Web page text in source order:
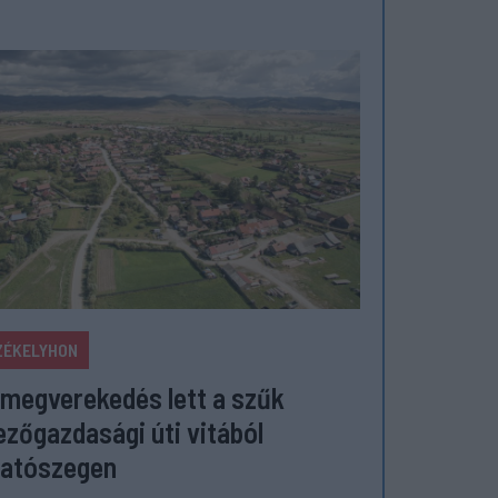
lett a szűk
úti vitából